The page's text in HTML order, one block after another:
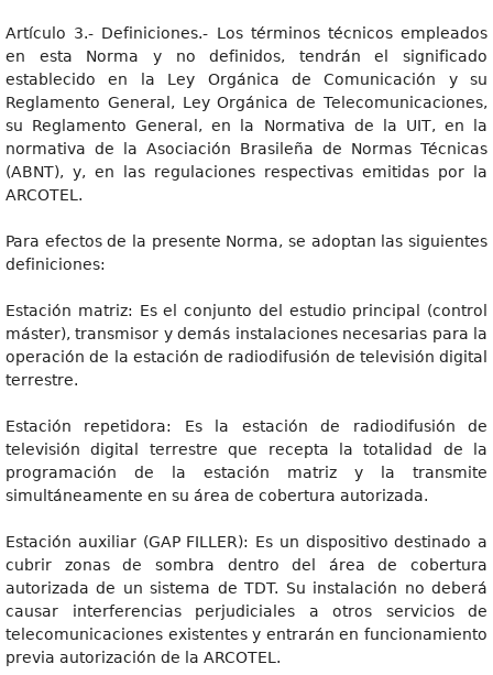
Artículo 3.- Definiciones.- Los términos técnicos empleados
en esta Norma y no definidos, tendrán el significado
establecido en la Ley Orgánica de Comunicación y su
Reglamento General, Ley Orgánica de Telecomunicaciones,
su Reglamento General, en la Normativa de la UIT, en la
normativa de la Asociación Brasileña de Normas Técnicas
(ABNT), y, en las regulaciones respectivas emitidas por la
ARCOTEL.
Para efectos de la presente Norma, se adoptan las siguientes
definiciones:
Estación matriz: Es el conjunto del estudio principal (control
máster), transmisor y demás instalaciones necesarias para la
operación de la estación de radiodifusión de televisión digital
terrestre.
Estación repetidora: Es la estación de radiodifusión de
televisión digital terrestre que recepta la totalidad de la
programación de la estación matriz y la transmite
simultáneamente en su área de cobertura autorizada.
Estación auxiliar (GAP FILLER): Es un dispositivo destinado a
cubrir zonas de sombra dentro del área de cobertura
autorizada de un sistema de TDT. Su instalación no deberá
causar interferencias perjudiciales a otros servicios de
telecomunicaciones existentes y entrarán en funcionamiento
previa autorización de la ARCOTEL.